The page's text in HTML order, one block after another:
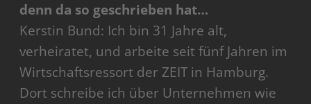
denn da so geschrieben hat…
Kerstin Bund: Ich bin 31 Jahre alt,
verheiratet, und arbeite seit fünf Jahren im
Wirtschaftsressort der ZEIT in Hamburg.
Dort schreibe ich über Unternehmen wie